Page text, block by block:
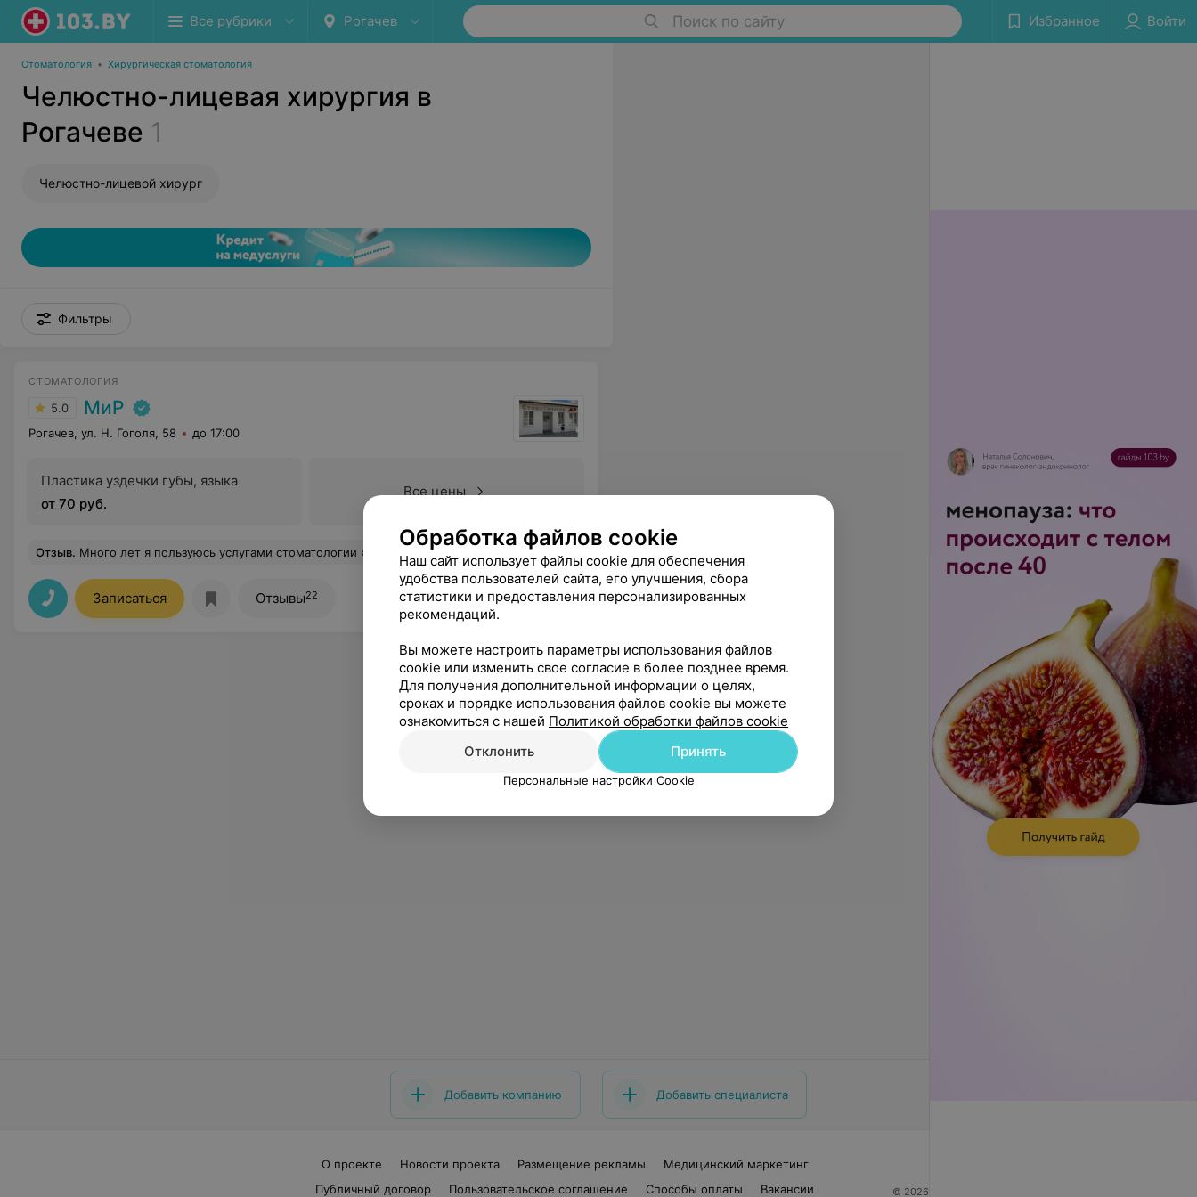
Все рубрики Рогачев Поиск по сайту Избранное Войти
Стоматология • Хирургическая стоматология
Челюстно-лицевая хирургия в
Рогачеве 1
Челюстно-лицевой хирург
Фильтры
СТОМАТОЛОГИЯ
5.0 МиР
Рогачев, ул. Н. Гоголя, 58 до 17:00
Пластика уздечки губы, языка
от 70 руб.
Все цены
Отзыв. Много лет я пользуюсь услугами стоматологии «Мир», лечение только у Светланы Николаевны, свои зубы я доверяю только ей, огромное спасибо за понимание, терпение и профессионализм в вашей работе.Ваша забота и внимание к пациентам неоценимы!»
Записаться Отзывы22
Добавить компанию Добавить специалиста
О проекте Новости проекта Размещение рекламы
Медицинский маркетинг
Публичный договор
Пользовательское соглашение Способы оплаты Вакансии © 2026 ООО «Артокс Лаб», УНП 191700409
Обработка файлов cookie
Наш сайт использует файлы cookie для обеспечения
удобства пользователей сайта, его улучшения, сбора
статистики и предоставления персонализированных
рекомендаций.
Вы можете настроить параметры использования файлов
cookie или изменить свое согласие в более позднее время.
Для получения дополнительной информации о целях,
сроках и порядке использования файлов cookie вы можете
ознакомиться с нашей Политикой обработки файлов cookie
Отклонить
Принять
Персональные настройки Cookie